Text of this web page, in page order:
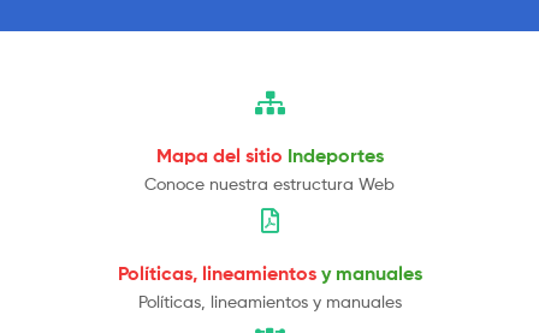
Mapa del sitio Indeportes
Conoce nuestra estructura Web
Políticas, lineamientos y manuales
Políticas, lineamientos y manuales